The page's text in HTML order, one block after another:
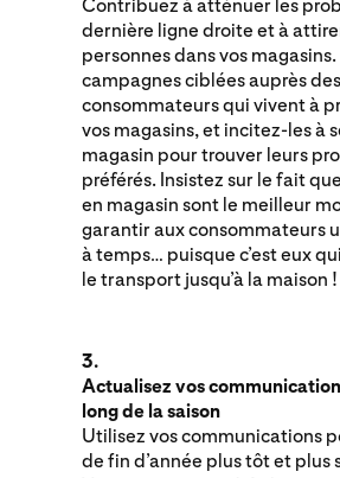
Contribuez à atténuer les
dernière ligne droite et à
personnes dans vos
campagnes ciblées auprès des
consommateurs qui vivent à
vos magasins, et incitez-les à
magasin pour trouver leurs
préférés. Insistez sur le fait
en magasin sont le meilleur
garantir aux consommateurs
à temps… puisque c’est eux
le transport jusqu’à la maison !
3.
Actualisez vos
long de la saison
Utilisez vos communications
de fin d’année plus tôt et plus